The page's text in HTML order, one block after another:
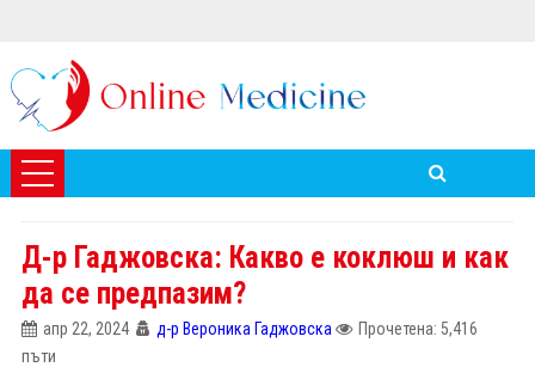
Д-р Гаджовска: Какво е коклюш и как
да се предпазим?
апр 22, 2024 д-р Вероника Гаджовска
Прочетена: 5,416
пъти